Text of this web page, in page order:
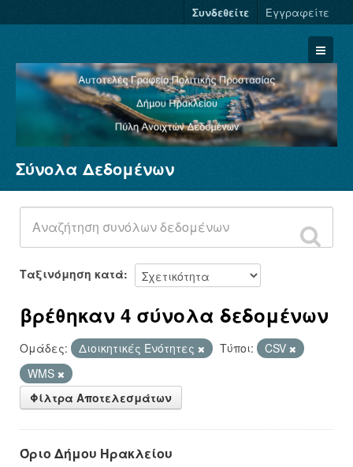
Συνδεθείτε Εγγραφείτε
Σύνολα Δεδομένων
Φορείς
Ομάδες
Σχετικά
Σύνολα Δεδομένων
Ταξινόμηση κατά
βρέθηκαν 4 σύνολα δεδομένων
Ομάδες: Διοικητικές Ενότητες Τύποι:
CSV
WMS
Φίλτρα Αποτελεσμάτων
Όριο Δήμου Ηρακλείου